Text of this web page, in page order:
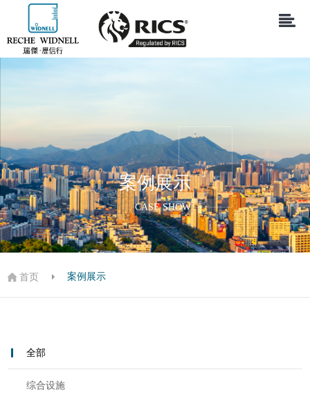
案例展示
CASE SHOW
首页 案例展示
全部
综合设施